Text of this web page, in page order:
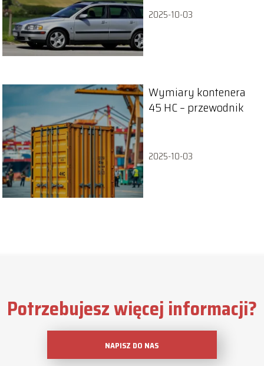
2025-10-03
Wymiary kontenera
45 HC – przewodnik
2025-10-03
Potrzebujesz więcej informacji?
NAPISZ DO NAS